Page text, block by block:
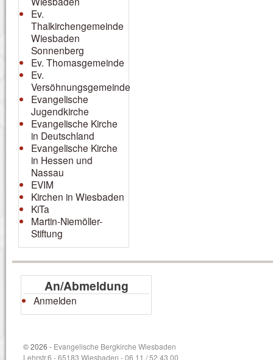
Ev.
Thalkirchengemeinde
Wiesbaden
Sonnenberg
Ev. Thomasgemeinde
Ev.
Versöhnungsgemeinde
Evangelische
Jugendkirche
Evangelische Kirche
in Deutschland
Evangelische Kirche
in Hessen und
Nassau
EVIM
Kirchen in Wiesbaden
KiTa
Martin-Niemöller-
Stiftung
An/Abmeldung
Anmelden
© 2026 - Evangelische Bergkirche Wiesbaden
Lehrstr.6 - 65183 Wiesbaden - 06 11 / 52 43 00